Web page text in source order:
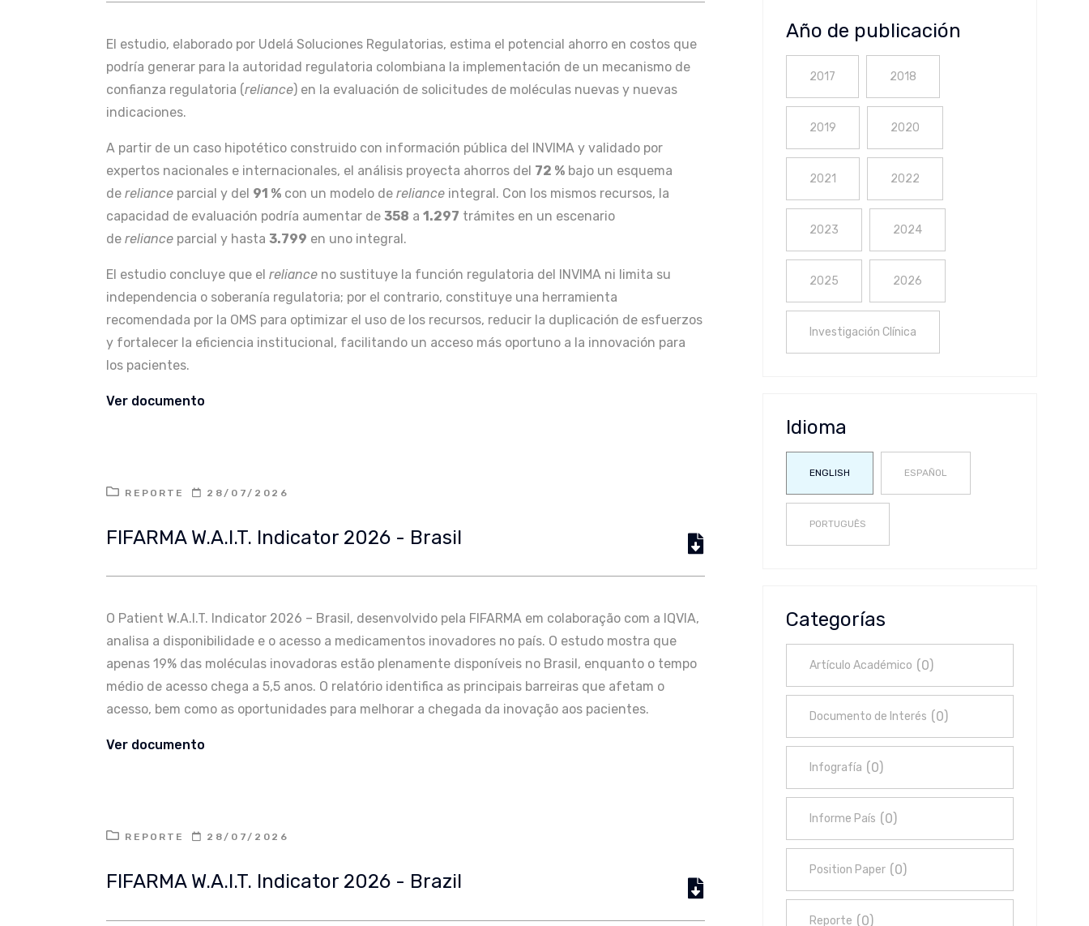
El estudio, elaborado por Udelá Soluciones Regulatorias, estima el potencial ahorro en costos que
podría generar para la autoridad regulatoria colombiana la implementación de un mecanismo de
confianza regulatoria (reliance) en la evaluación de solicitudes de moléculas nuevas y nuevas
indicaciones.
A partir de un caso hipotético construido con información pública del INVIMA y validado por
expertos nacionales e internacionales, el análisis proyecta ahorros del 72 % bajo un esquema
dereliance parcial y del 91 % con un modelo dereliance integral. Con los mismos recursos, la
capacidad de evaluación podría aumentar de358 a1.297 trámites en un escenario
dereliance parcial y hasta3.799 en uno integral.
El estudio concluye que elreliance no sustituye la función regulatoria del INVIMA ni limita su
independencia o soberanía regulatoria; por el contrario, constituye una herramienta
recomendada por la OMS para optimizar el uso de los recursos, reducir la duplicación de esfuerzos
y fortalecer la eficiencia institucional, facilitando un acceso más oportuno a la innovación para
los pacientes.
Ver documento
REPORTE 28/07/2026
FIFARMA W.A.I.T. Indicator 2026 - Brasil
O Patient W.A.I.T. Indicator 2026 – Brasil, desenvolvido pela FIFARMA em colaboração com a IQVIA,
analisa a disponibilidade e o acesso a medicamentos inovadores no país. O estudo mostra que
apenas 19% das moléculas inovadoras estão plenamente disponíveis no Brasil, enquanto o tempo
médio de acesso chega a 5,5 anos. O relatório identifica as principais barreiras que afetam o
acesso, bem como as oportunidades para melhorar a chegada da inovação aos pacientes.
Ver documento
REPORTE 28/07/2026
FIFARMA W.A.I.T. Indicator 2026 - Brazil
Año de publicación
2017 2018
2019 2020
2021 2022
2023 2024
2025 2026
Investigación Clínica
Idioma
ENGLISH ESPAÑOL
PORTUGUÊS
Categorías
Artículo Académico (0)
Documento de Interés (0)
Infografía (0)
Informe País (0)
Position Paper (0)
Reporte (0)